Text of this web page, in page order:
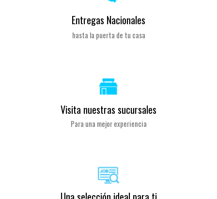
Entregas Nacionales
hasta la puerta de tu casa
Visita nuestras sucursales
Para una mejor experiencia